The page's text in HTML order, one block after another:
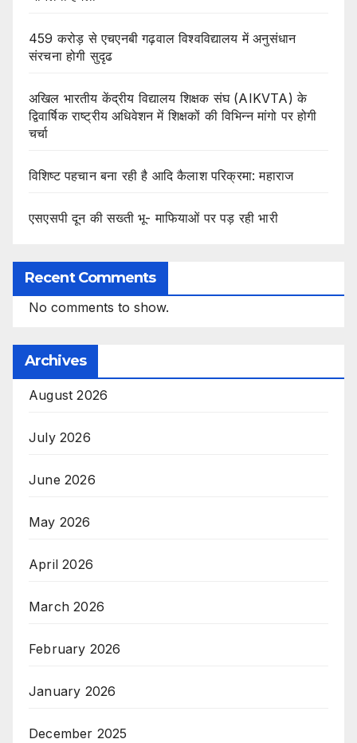
459 करोड़ से एचएनबी गढ़वाल विश्वविद्यालय में अनुसंधान
संरचना होगी सुदृढ
अखिल भारतीय केंद्रीय विद्यालय शिक्षक संघ (AIKVTA) के
द्विवार्षिक राष्ट्रीय अधिवेशन में शिक्षकों की विभिन्न मांगो पर होगी
चर्चा
विशिष्ट पहचान बना रही है आदि कैलाश परिक्रमा: महाराज
एसएसपी दून की सख्ती भू- माफियाओं पर पड़ रही भारी
Recent Comments
No comments to show.
Archives
August 2026
July 2026
June 2026
May 2026
April 2026
March 2026
February 2026
January 2026
December 2025